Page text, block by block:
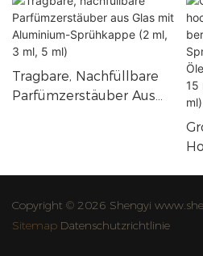
Tragbare, Nachfüllbare
Parfümzerstäuber Aus
Copyright © 2026 Shengyi
Sitemap Datenschutzrichtlinie